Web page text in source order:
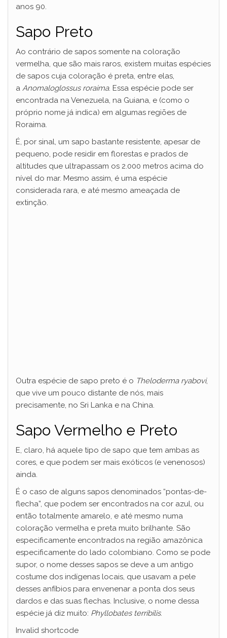
anos 90.
Sapo Preto
Ao contrário de sapos somente na coloração
vermelha, que são mais raros, existem muitas espécies
de sapos cuja coloração é preta, entre elas,
a Anomaloglossus roraima. Essa espécie pode ser
encontrada na Venezuela, na Guiana, e (como o
próprio nome já indica) em algumas regiões de
Roraima.
É, por sinal, um sapo bastante resistente, apesar de
pequeno, pode residir em florestas e prados de
altitudes que ultrapassam os 2.000 metros acima do
nível do mar. Mesmo assim, é uma espécie
considerada rara, e até mesmo ameaçada de
extinção.
Outra espécie de sapo preto é o Theloderma ryabovi,
que vive um pouco distante de nós, mais
precisamente, no Sri Lanka e na China.
Sapo Vermelho e Preto
E, claro, há aquele tipo de sapo que tem ambas as
cores, e que podem ser mais exóticos (e venenosos)
ainda.
É o caso de alguns sapos denominados “pontas-de-
flecha”, que podem ser encontrados na cor azul, ou
então totalmente amarelo, e até mesmo numa
coloração vermelha e preta muito brilhante. São
especificamente encontrados na região amazônica
especificamente do lado colombiano. Como se pode
supor, o nome desses sapos se deve a um antigo
costume dos indígenas locais, que usavam a pele
desses anfíbios para envenenar a ponta dos seus
dardos e das suas flechas. Inclusive, o nome dessa
espécie já diz muito: Phyllobates terribilis.
Invalid shortcode